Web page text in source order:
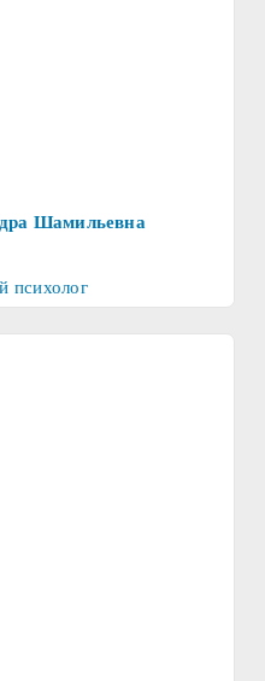
Шамильевна
психолог